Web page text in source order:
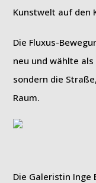
Kunstwelt auf den
Die Fluxus-
neu und wählte
sondern die
Raum.
Die Galeristin Inge